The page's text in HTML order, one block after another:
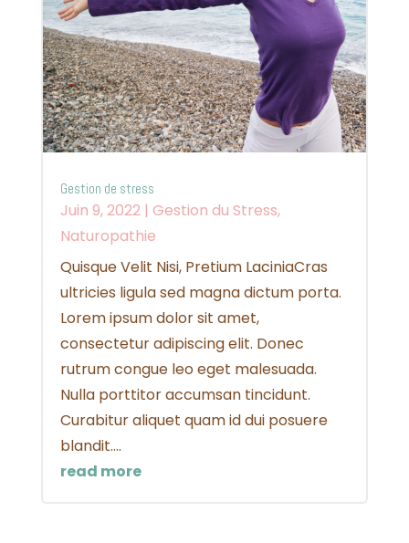
Gestion de stress
Juin 9, 2022| Gestion du Stress,
Naturopathie
Quisque Velit Nisi, Pretium LaciniaCras
ultricies ligula sed magna dictum porta.
Lorem ipsum dolor sit amet,
consectetur adipiscing elit. Donec
rutrum congue leo eget malesuada.
Nulla porttitor accumsan tincidunt.
Curabitur aliquet quam id dui posuere
blandit....
read more